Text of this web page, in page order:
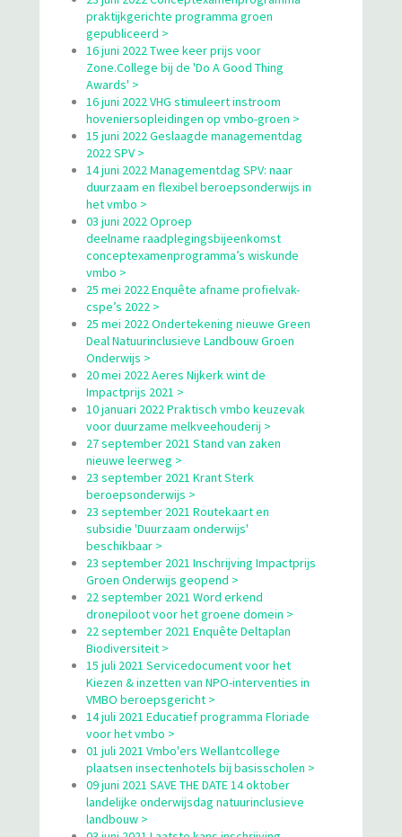
praktijkgerichte programma groen
gepubliceerd >
16 juni 2022 Twee keer prijs voor
Zone.College bij de 'Do A Good Thing
Awards' >
16 juni 2022 VHG stimuleert instroom
hoveniersopleidingen op vmbo-groen >
15 juni 2022 Geslaagde managementdag
2022 SPV >
14 juni 2022 Managementdag SPV: naar
duurzaam en flexibel beroepsonderwijs in
het vmbo >
03 juni 2022 Oproep
deelname raadplegingsbijeenkomst
conceptexamenprogramma’s wiskunde
vmbo >
25 mei 2022 Enquête afname profielvak-
cspe’s 2022 >
25 mei 2022 Ondertekening nieuwe Green
Deal Natuurinclusieve Landbouw Groen
Onderwijs >
20 mei 2022 Aeres Nijkerk wint de
Impactprijs 2021 >
10 januari 2022 Praktisch vmbo keuzevak
voor duurzame melkveehouderij >
27 september 2021 Stand van zaken
nieuwe leerweg >
23 september 2021 Krant Sterk
beroepsonderwijs >
23 september 2021 Routekaart en
subsidie 'Duurzaam onderwijs'
beschikbaar >
23 september 2021 Inschrijving Impactprijs
Groen Onderwijs geopend >
22 september 2021 Word erkend
dronepiloot voor het groene domein >
22 september 2021 Enquête Deltaplan
Biodiversiteit >
15 juli 2021 Servicedocument voor het
Kiezen & inzetten van NPO-interventies in
VMBO beroepsgericht >
14 juli 2021 Educatief programma Floriade
voor het vmbo >
01 juli 2021 Vmbo'ers Wellantcollege
plaatsen insectenhotels bij basisscholen >
09 juni 2021 SAVE THE DATE 14 oktober
landelijke onderwijsdag natuurinclusieve
landbouw >